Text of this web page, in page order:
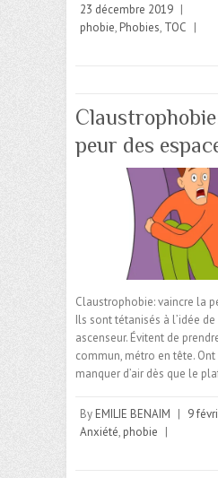
23 décembre 2019 |
phobie, Phobies, TOC |
peur des
Claustrophobie: vaincre la
Ils sont tétanisés à l’idée
ascenseur. Évitent de
commun, métro en tête.
manquer d’air dès que le
By EMILIE BENAIM | 9
Anxiété, phobie |